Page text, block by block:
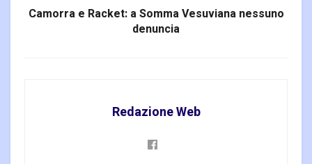
Camorra e Racket: a Somma Vesuviana nessuno
denuncia
Redazione Web